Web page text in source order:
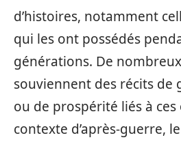
d’histoires, notamment
qui les ont possédés
générations. De
souviennent des récits de
ou de prospérité liés à ces
contexte d’après-guerre,